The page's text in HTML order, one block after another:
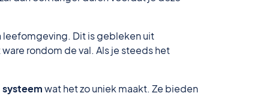
leefomgeving. Dit is gebleken uit
rondom de val. Als je steeds het
systeemwat het zo uniek maakt. Ze bieden